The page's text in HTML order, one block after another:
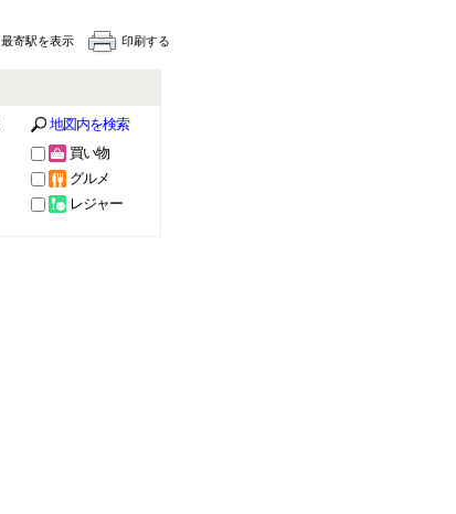
最寄駅を表示 印刷する
地図内を検索
買い物
グルメ
レジャー